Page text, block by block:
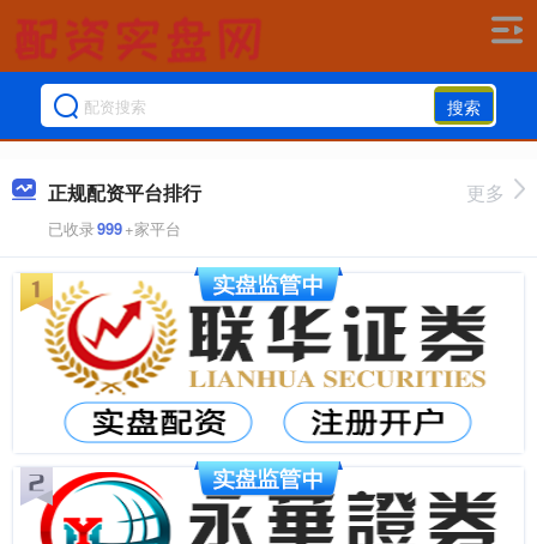
搜索
正规配资平台排行
已收录999+家平台
更多